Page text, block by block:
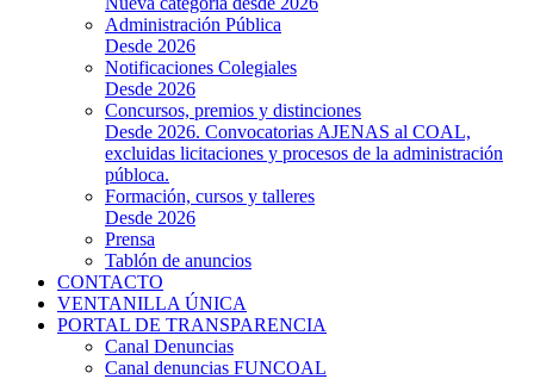
Administración Pública
Desde 2026
Notificaciones Colegiales
Desde 2026
Concursos, premios y distinciones
Desde 2026. Convocatorias AJENAS al COAL,
excluidas licitaciones y procesos de la administración
públoca.
Formación, cursos y talleres
Desde 2026
Prensa
Tablón de anuncios
CONTACTO
VENTANILLA ÚNICA
PORTAL DE TRANSPARENCIA
Canal Denuncias
Canal denuncias FUNCOAL